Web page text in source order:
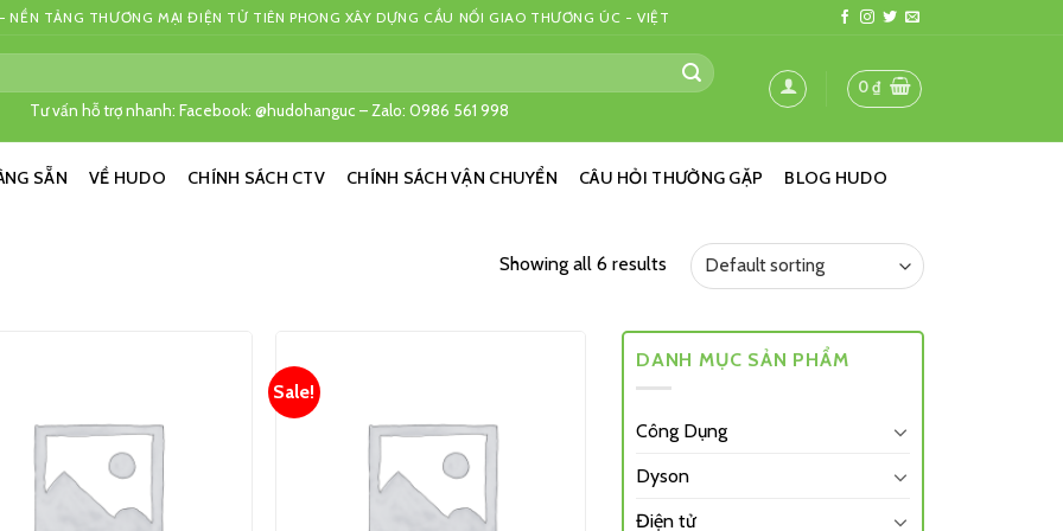
NỀN TẢNG THƯƠNG MẠI ĐIỆN TỬ TIÊN PHONG XÂY DỰNG CẦU NỐI GIAO THƯƠNG ÚC - VIỆT
Tư vấn hỗ trợ nhanh: Facebook: @hudohanguc – Zalo: 0986 561 998
0₫
SẴN VỀ HUDO CHÍNH SÁCH CTV CHÍNH SÁCH VẬN CHUYỂN CÂU HỎI THƯỜNG GẶP BLOG HUDO
Showing all 6 results
Sale!
DANH MỤC SẢN PHẨM
Công Dụng
Dyson
Điện tử